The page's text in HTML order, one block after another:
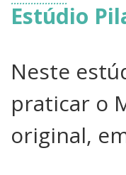
Estúdio
Neste
praticar o
original,